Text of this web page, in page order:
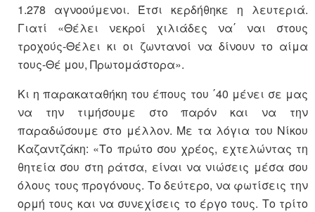
1.278 αγνοούμενοι. Έτσι κερδήθηκε η λευτεριά.
Γιατί «Θέλει νεκροί χιλιάδες να΄ ναι στους
τροχούς-Θέλει κι οι ζωντανοί να δίνουν το αίμα
τους-Θέ μου, Πρωτομάστορα».
Κι η παρακαταθήκη του έπους του ΄40 μένει σε μας
να την τιμήσουμε στο παρόν και να την
παραδώσουμε στο μέλλον. Με τα λόγια του Νίκου
Καζαντζάκη: «Το πρώτο σου χρέος, εχτελώντας τη
θητεία σου στη ράτσα, είναι να νιώσεις μέσα σου
όλους τους προγόνους. Το δεύτερο, να φωτίσεις την
ορμή τους και να συνεχίσεις το έργο τους. Το τρίτο